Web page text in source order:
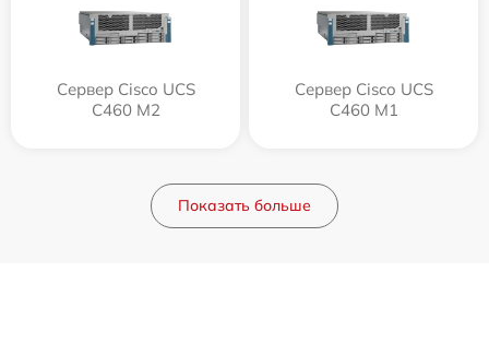
Сервер Cisco UCS
C460 M2
Сервер Cisco UCS
C460 M1
Показать больше